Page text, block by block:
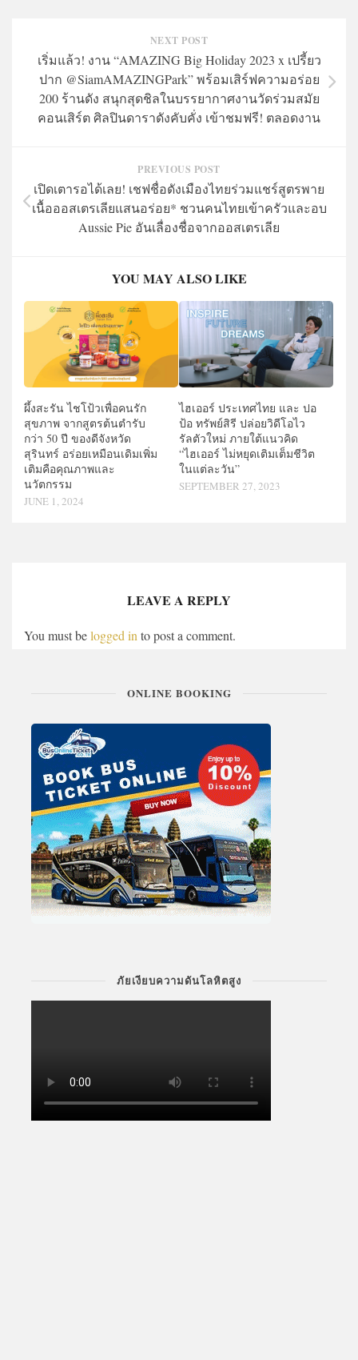
NEXT POST
เริ่มแล้ว! งาน “AMAZING Big Holiday 2023 x เปรี้ยว
ปาก @SiamAMAZINGPark” พร้อมเสิร์ฟความอร่อย
200 ร้านดัง สนุกสุดชิลในบรรยากาศงานวัดร่วมสมัย
คอนเสิร์ต ศิลปินดาราดังคับคั่ง เข้าชมฟรี! ตลอดงาน
PREVIOUS POST
เปิดเตารอได้เลย! เชฟชื่อดังเมืองไทยร่วมแชร์สูตรพาย
เนื้อออสเตรเลียแสนอร่อย* ชวนคนไทยเข้าครัวและอบ
Aussie Pie อันเลื่องชื่อจากออสเตรเลีย
YOU MAY ALSO LIKE
ผึ้งสะรัน ไชโป้วเพื่อคนรัก
สุขภาพ จากสูตรต้นตำรับ
กว่า 50 ปี ของดีจังหวัด
สุรินทร์ อร่อยเหมือนเดิมเพิ่ม
เติมคือคุณภาพและ
นวัตกรรม
JUNE 1, 2024
ไฮเออร์ ประเทศไทย และ ปอ
ป้อ ทรัพย์สิรี ปล่อยวิดีโอไว
รัลตัวใหม่ ภายใต้แนวคิด
“ไฮเออร์ ไม่หยุดเติมเต็มชีวิต
ในแต่ละวัน”
SEPTEMBER 27, 2023
LEAVE A REPLY
You must belogged into post a comment.
ONLINE BOOKING
ภัยเงียบความดันโลหิตสูง